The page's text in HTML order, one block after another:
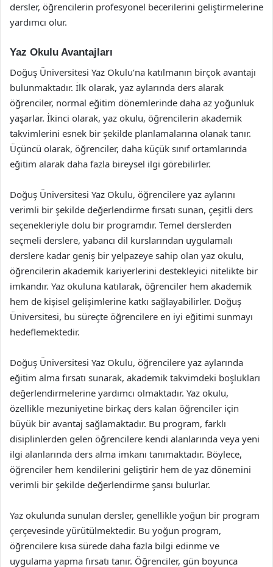
dersler, öğrencilerin profesyonel becerilerini geliştirmelerine
yardımcı olur.
Yaz Okulu Avantajları
Doğuş Üniversitesi Yaz Okulu’na katılmanın birçok avantajı
bulunmaktadır. İlk olarak, yaz aylarında ders alarak
öğrenciler, normal eğitim dönemlerinde daha az yoğunluk
yaşarlar. İkinci olarak, yaz okulu, öğrencilerin akademik
takvimlerini esnek bir şekilde planlamalarına olanak tanır.
Üçüncü olarak, öğrenciler, daha küçük sınıf ortamlarında
eğitim alarak daha fazla bireysel ilgi görebilirler.
Doğuş Üniversitesi Yaz Okulu, öğrencilere yaz aylarını
verimli bir şekilde değerlendirme fırsatı sunan, çeşitli ders
seçenekleriyle dolu bir programdır. Temel derslerden
seçmeli derslere, yabancı dil kurslarından uygulamalı
derslere kadar geniş bir yelpazeye sahip olan yaz okulu,
öğrencilerin akademik kariyerlerini destekleyici nitelikte bir
imkandır. Yaz okuluna katılarak, öğrenciler hem akademik
hem de kişisel gelişimlerine katkı sağlayabilirler. Doğuş
Üniversitesi, bu süreçte öğrencilere en iyi eğitimi sunmayı
hedeflemektedir.
Doğuş Üniversitesi Yaz Okulu, öğrencilere yaz aylarında
eğitim alma fırsatı sunarak, akademik takvimdeki boşlukları
değerlendirmelerine yardımcı olmaktadır. Yaz okulu,
özellikle mezuniyetine birkaç ders kalan öğrenciler için
büyük bir avantaj sağlamaktadır. Bu program, farklı
disiplinlerden gelen öğrencilere kendi alanlarında veya yeni
ilgi alanlarında ders alma imkanı tanımaktadır. Böylece,
öğrenciler hem kendilerini geliştirir hem de yaz dönemini
verimli bir şekilde değerlendirme şansı bulurlar.
Yaz okulunda sunulan dersler, genellikle yoğun bir program
çerçevesinde yürütülmektedir. Bu yoğun program,
öğrencilere kısa sürede daha fazla bilgi edinme ve
uygulama yapma fırsatı tanır. Öğrenciler, gün boyunca